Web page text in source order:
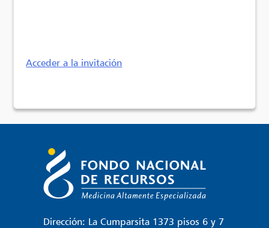
Acceder a la invitación
Dirección: La Cumparsita 1373 pisos 6 y 7